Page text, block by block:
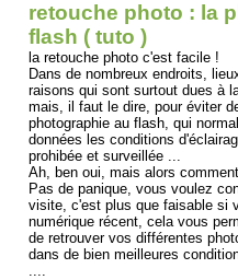
retouche photo : la
flash ( tuto )
la retouche photo c'est facile !
Dans de nombreux endroits,
raisons qui sont surtout dues à
mais, il faut le dire, pour éviter
photographie au flash, qui
données les conditions
prohibée et surveillée ...
Ah, ben oui, mais alors
Pas de panique, vous voulez
visite, c'est plus que faisable si
numérique récent, cela vous
de retrouver vos différentes
dans de bien meilleures
....